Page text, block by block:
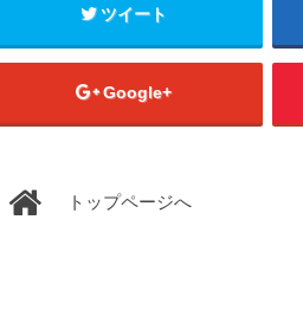
ツイート
Google+
トップページへ